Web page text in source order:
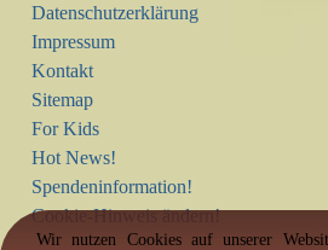
Datenschutzerklärung
Impressum
Kontakt
Sitemap
For Kids
Hot News!
Spendeninformation!
Cookie-Hinweis ändern!
Wir nutzen Cookies auf unserer